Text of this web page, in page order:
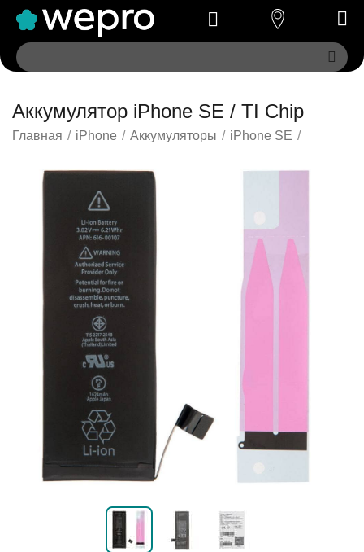
Аккумулятор iPhone SE / TI Chip
Главная / iPhone / Аккумуляторы / iPhone SE /